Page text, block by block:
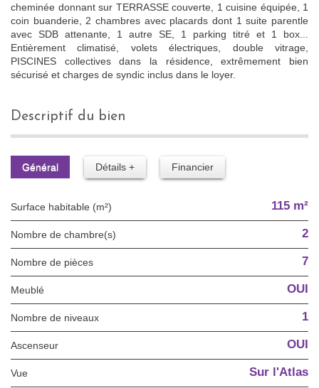
cheminée donnant sur TERRASSE couverte, 1 cuisine équipée, 1
coin buanderie, 2 chambres avec placards dont 1 suite parentle
avec SDB attenante, 1 autre SE, 1 parking titré et 1 box...
Entièrement climatisé, volets électriques, double vitrage,
PISCINES collectives dans la résidence, extrêmement bien
sécurisé et charges de syndic inclus dans le loyer.
descriptif du bien
Général Détails + Financier
Surface habitable (m²) 115 m²
Nombre de chambre(s) 2
Nombre de pièces 7
Meublé OUI
Nombre de niveaux 1
Ascenseur OUI
Vue Sur l'Atlas